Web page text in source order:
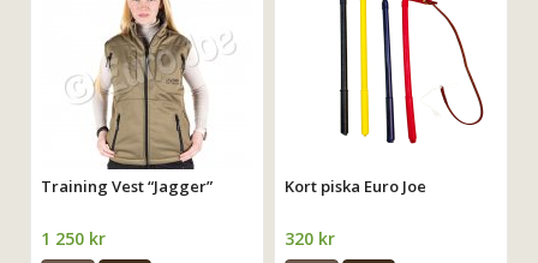
Training Vest “Jagger”
1 250 kr
Kort piska Euro Joe
320 kr